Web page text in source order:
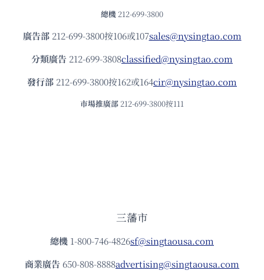
總機 212-699-3800
廣告部212-699-3800按106或107sales@nysingtao.com
分類廣告 212-699-3808classified@nysingtao.com
發⾏部 212-699-3800按162或164cir@nysingtao.com
市場推廣部 212-699-3800按111
三藩市
總機 1-800-746-4826sf@singtaousa.com
商業廣告 650-808-8888advertising@singtaousa.com